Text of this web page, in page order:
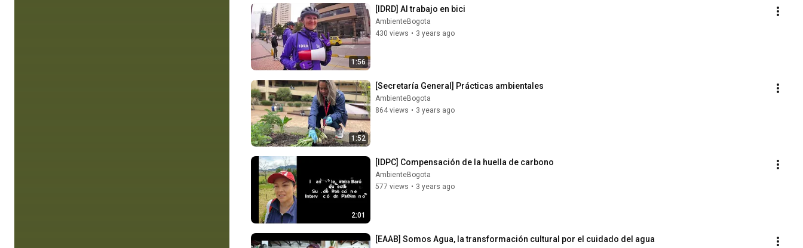
1:56
[IDRD] Al trabajo en bici
AmbienteBogota
430 views • 3 years ago
1:52
[Secretaría General] Prácticas ambientales
AmbienteBogota
864 views • 3 years ago
2:01
[IDPC] Compensación de la huella de carbono
AmbienteBogota
577 views • 3 years ago
[EAAB] Somos Agua, la transformación cultural por el cuidado del agua